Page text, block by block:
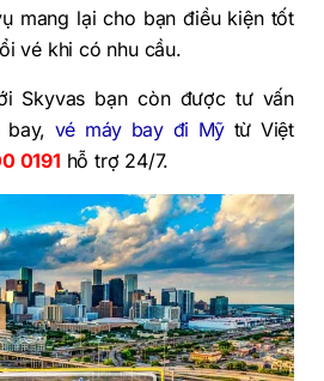
mang lại cho bạn điều kiện tốt
vé khi có nhu cầu.
Skyvas bạn còn được tư vấn
bay, vé máy bay đi Mỹ từ Việt
0191 hỗ trợ 24/7.